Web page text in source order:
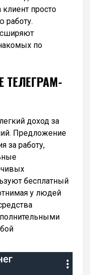
просто
работу.
по
ТЕЛЕГРАМ-
доход за
Предложение
за работу,
бесплатный
у людей